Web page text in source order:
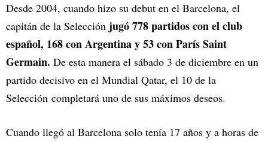
Desde 2004, cuando hizo su debut en el Barcelona, el
capitán de la Selección jugó 778 partidos con el club
español, 168 con Argentina y 53 con París Saint
Germain. De esta manera el sábado 3 de diciembre en un
partido decisivo en el Mundial Qatar, el 10 de la
Selección completará uno de sus máximos deseos.
Cuando llegó al Barcelona solo tenía 17 años y a horas de